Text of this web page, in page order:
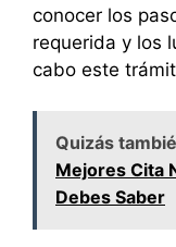
conocer los
requerida y los
cabo este
Quizás
Mejores Cita
Debes Saber